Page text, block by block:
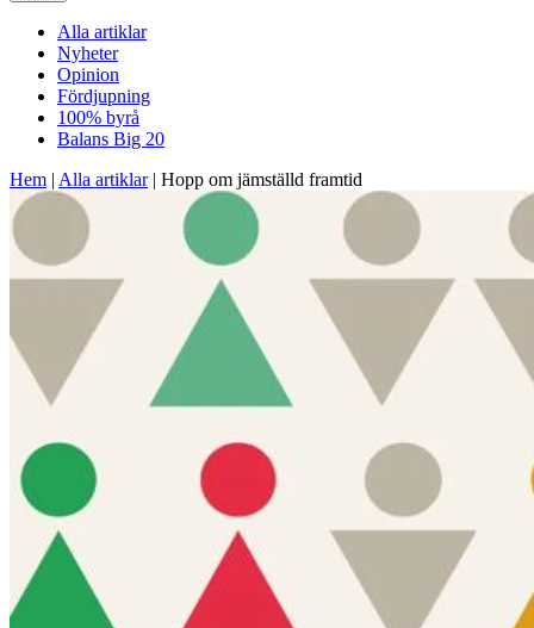
Alla artiklar
Nyheter
Opinion
Fördjupning
100% byrå
Balans Big 20
Hem | Alla artiklar| Hopp om jämställd framtid